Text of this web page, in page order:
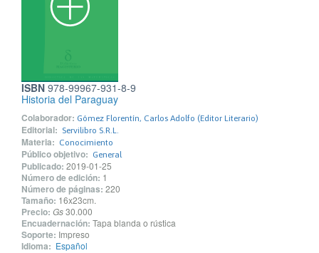
ISBN 978-99967-931-8-9
Historia del Paraguay
Colaborador: Gómez Florentín, Carlos Adolfo (Editor Literario)
Editorial: Servilibro S.R.L.
Materia: Conocimiento
Público objetivo: General
Publicado: 2019-01-25
Número de edición: 1
Número de páginas: 220
Tamaño: 16x23cm.
Precio: Gs30.000
Encuadernación: Tapa blanda o rústica
Soporte: Impreso
Idioma: Español